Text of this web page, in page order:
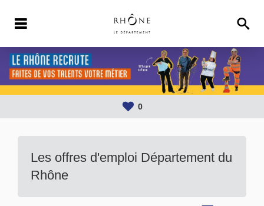
0
Les offres d'emploi Département du
Rhône